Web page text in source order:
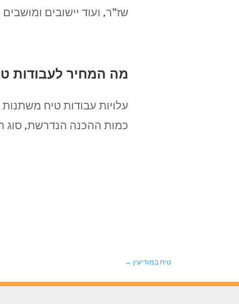
שז"ר, ועוד יישובים
מה המחיר לעבודות
עלויות עבודות טיח
כמות ההכנה הנדרשת, סוג
טיח במודיעין →